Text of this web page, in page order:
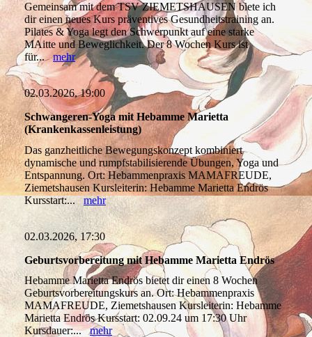
Gemeinsam mit dem TSV ZIEMETSHAUSEN biete ich
dir einen neues Kurs präventives Gesundheitstraining an.
Pilates & Yoga legt den Schwerpunkt auf eine starke
MAitte und Beweglichkeit. Der 8 Wochen Kurs ist
für...mehr
02.03.2026, 19:00
Schwangeren-Yoga mit Hebamme Marietta
(Krankenkassenleistung)
Das ganzheitliche Bewegungskonzept kombiniert
dynamische und rumpfstabilisierende Übungen, Yoga und
Entspannung. Ort: Hebammenpraxis MAMAFREUDE,
Ziemetshausen Kursleiterin: Hebamme Marietta Endrös
Kursstart:... mehr
02.03.2026, 17:30
Geburtsvorbereitung mit Hebamme Marietta Endrös
Hebamme Marietta Endrös bietet dir einen 8 Wochen
Geburtsvorbereitungskurs an. Ort: Hebammenpraxis
MAMAFREUDE, Ziemetshausen Kursleiterin: Hebamme
Marietta Endrös Kursstart: 02.09.24 um 17:30 Uhr
Kursdauer:...mehr